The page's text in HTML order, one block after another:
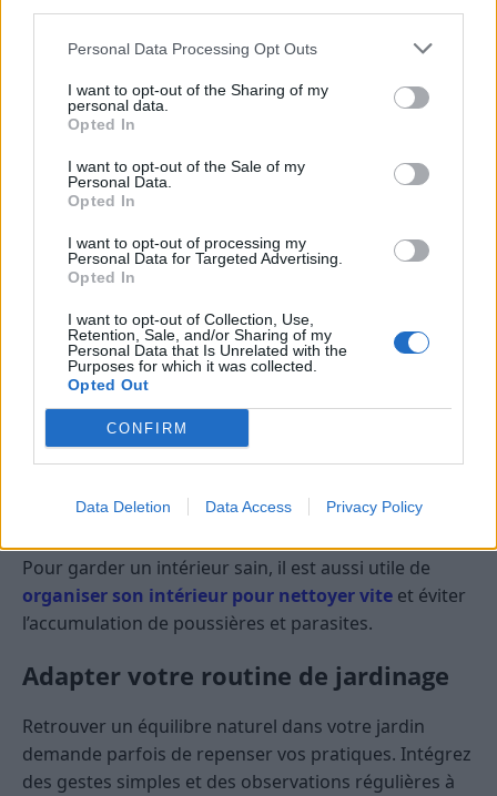
Personal Data Processing Opt Outs
I want to opt-out of the Sharing of my
personal data.
Opted In
I want to opt-out of the Sale of my
Personal Data.
Opted In
I want to opt-out of processing my
Personal Data for Targeted Advertising.
Opted In
I want to opt-out of Collection, Use,
Retention, Sale, and/or Sharing of my
Personal Data that Is Unrelated with the
Purposes for which it was collected.
Opted Out
CONFIRM
Data Deletion Data Access Privacy Policy
Alternez les cultures sensibles chaque année.
naturellement plus résistant aux attaques.
intérieur
particulièrement les jeunes pousses et l’envers des
feuilles. En cas d’infestation :
Isolez la plante contaminée pour éviter la
propagation.
Douchez les feuilles à l’eau tiède.
Utilisez un coton imbibé d’eau savonneuse pour
aiment l’air confiné.
Pour garder un intérieur sain, il est aussi utile de
organiser son intérieur pour nettoyer vite et éviter
l’accumulation de poussières et parasites.
Adapter votre routine de jardinage
Retrouver un équilibre naturel dans votre jardin
demande parfois de repenser vos pratiques. Intégrez
des gestes simples et des observations régulières à